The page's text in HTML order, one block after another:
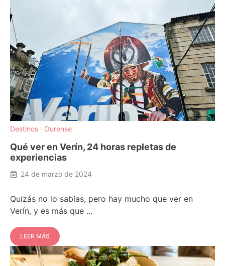
Destinos · Ourense
Qué ver en Verín, 24 horas repletas de
experiencias
24 de marzo de 2024
Quizás no lo sabías, pero hay mucho que ver en
Verín, y es más que ...
LEER MÁS